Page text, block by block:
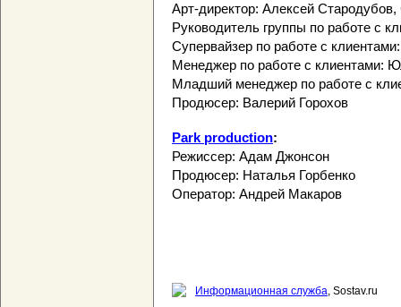
Арт-директор: Алексей
Руководитель группы по работе с
Супервайзер по работе с
Менеджер по работе с клиентами:
Младший менеджер по работе с
Продюсер: Валерий Горохов
Park production:
Режиссер: Адам Джонсон
Продюсер: Наталья Горбенко
Оператор: Андрей Макаров
Информационная служба, Sostav.ru